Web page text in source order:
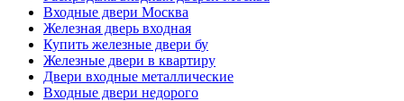
Входные двери Москва
Железная дверь входная
Купить железные двери бу
Железные двери в квартиру
Двери входные металлические
Входные двери недорого